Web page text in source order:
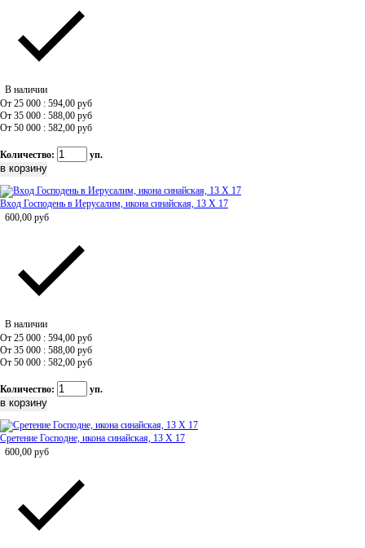
В наличии
От 25 000 : 594,00 руб
От 35 000 : 588,00 руб
От 50 000 : 582,00 руб
Количество: уп.
Вход Господень в Иерусалим, икона синайская, 13 Х 17
600,00 руб
В наличии
От 25 000 : 594,00 руб
От 35 000 : 588,00 руб
От 50 000 : 582,00 руб
Количество: уп.
Сретение Господне, икона синайская, 13 Х 17
600,00 руб